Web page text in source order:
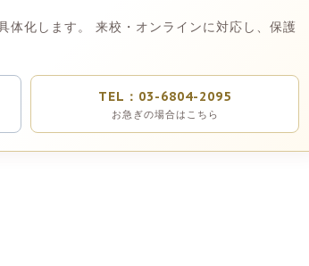
体化します。 来校・オンラインに対応し、保護
TEL：03-6804-2095
お急ぎの場合はこちら